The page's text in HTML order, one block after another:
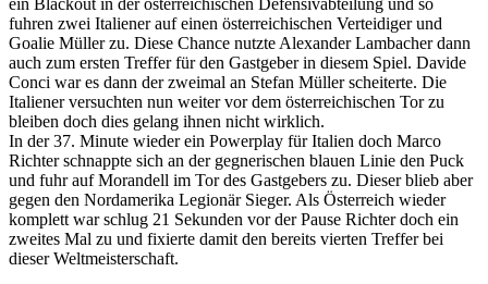
fuhren zwei Italiener auf einen österreichischen Verteidiger und
Goalie Müller zu. Diese Chance nutzte Alexander Lambacher dann
auch zum ersten Treffer für den Gastgeber in diesem Spiel. Davide
Conci war es dann der zweimal an Stefan Müller scheiterte. Die
Italiener versuchten nun weiter vor dem österreichischen Tor zu
bleiben doch dies gelang ihnen nicht wirklich.
In der 37. Minute wieder ein Powerplay für Italien doch Marco
Richter schnappte sich an der gegnerischen blauen Linie den Puck
und fuhr auf Morandell im Tor des Gastgebers zu. Dieser blieb aber
gegen den Nordamerika Legionär Sieger. Als Österreich wieder
komplett war schlug 21 Sekunden vor der Pause Richter doch ein
zweites Mal zu und fixierte damit den bereits vierten Treffer bei
dieser Weltmeisterschaft.